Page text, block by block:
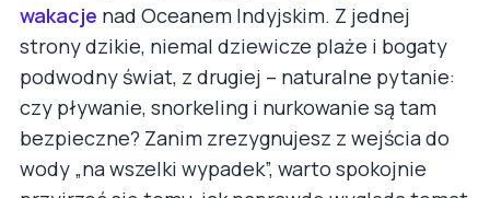
wakacje nad Oceanem Indyjskim. Z jednej
strony dzikie, niemal dziewicze plaże i bogaty
podwodny świat, z drugiej – naturalne pytanie:
czy pływanie, snorkeling i nurkowanie są tam
bezpieczne? Zanim zrezygnujesz z wejścia do
wody „na wszelki wypadek”, warto spokojnie